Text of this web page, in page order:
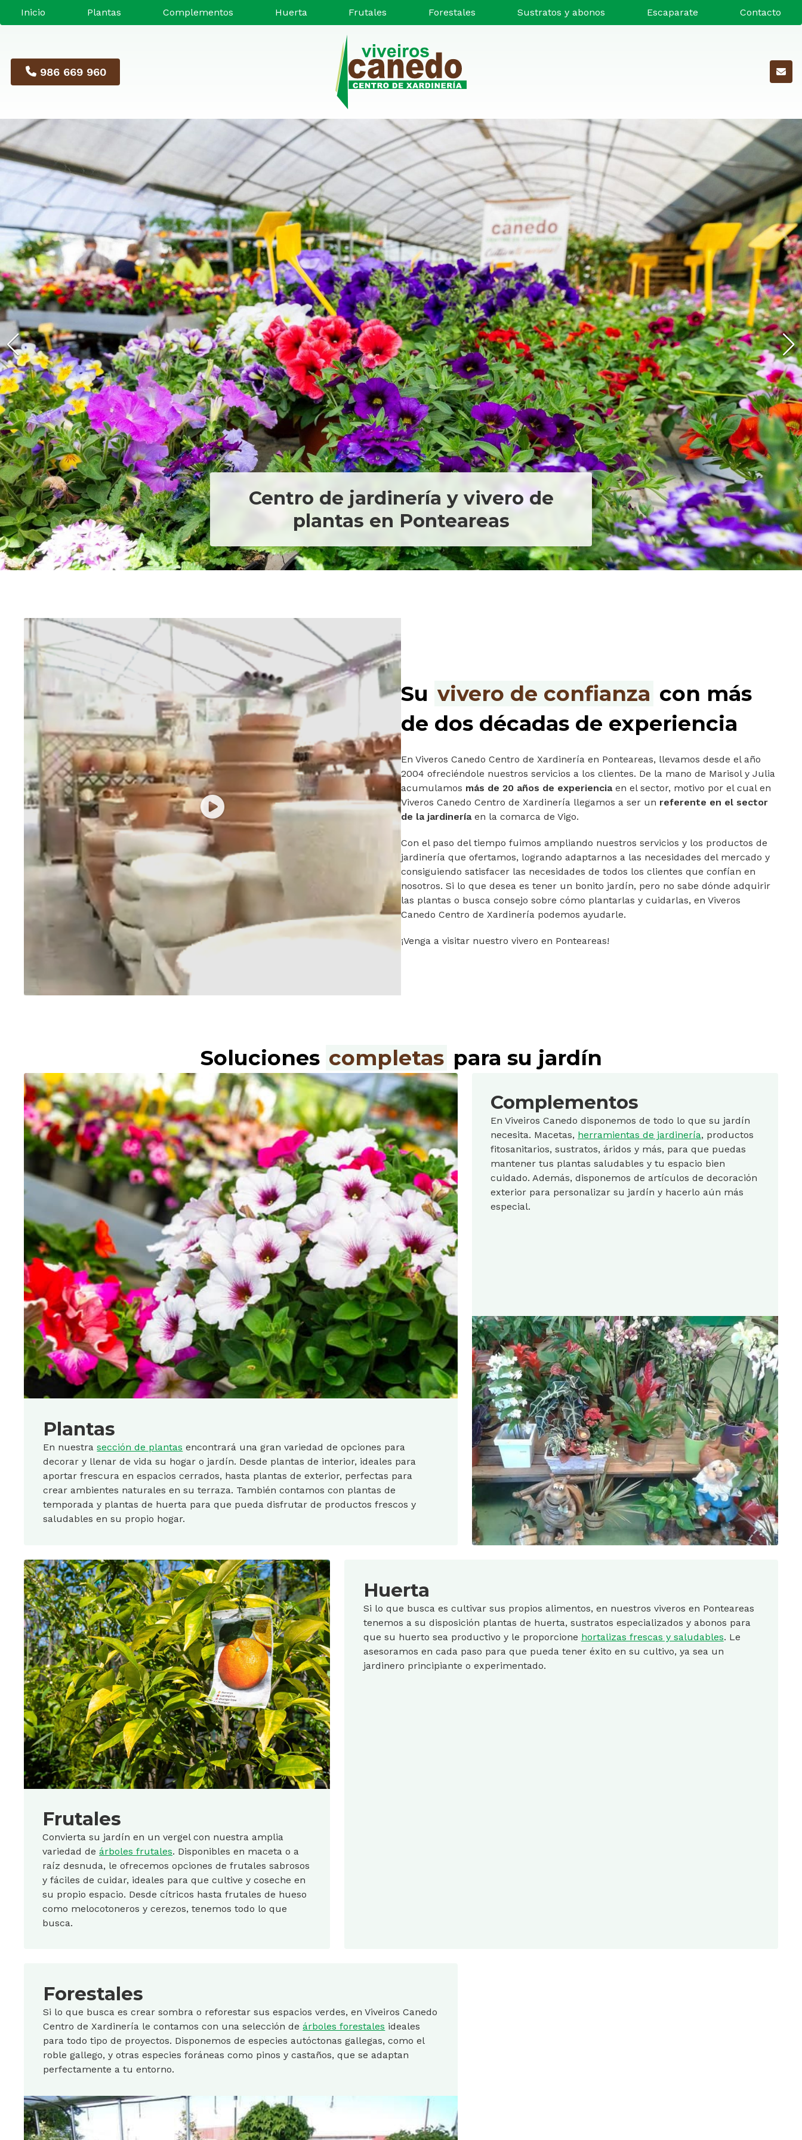
986 669 960
Inicio Plantas Complementos Huerta Frutales Forestales Sustratos y abonos Escaparate Contacto
Viveiros Canedo Centro de
Xardinería
Su vivero de confianza con más
de dos décadas de experiencia
En Viveros Canedo Centro de Xardinería en Ponteareas, llevamos desde el año
2004 ofreciéndole nuestros servicios a los clientes. De la mano de Marisol y Julia
acumulamos más de 20 años de experienciaen el sector, motivo por el cual en
Viveros Canedo Centro de Xardinería llegamos a ser un referente en el sector
de la jardineríaen la comarca de Vigo.
Con el paso del tiempo fuimos ampliando nuestros servicios y los productos de
jardinería que ofertamos, logrando adaptarnos a las necesidades del mercado y
consiguiendo satisfacer las necesidades de todos los clientes que confían en
nosotros. Si lo que desea es tener un bonito jardín, pero no sabe dónde adquirir
las plantas o busca consejo sobre cómo plantarlas y cuidarlas, en Viveros
Canedo Centro de Xardinería podemos ayudarle.
¡Venga a visitar nuestro vivero en Ponteareas!
Soluciones completas para su jardín
Plantas
En nuestrasección de plantas encontrará una gran variedad de opciones para
decorar y llenar de vida su hogar o jardín. Desde plantas de interior, ideales para
aportar frescura en espacios cerrados, hasta plantas de exterior, perfectas para
crear ambientes naturales en su terraza. También contamos con plantas de
temporada y plantas de huerta para que pueda disfrutar de productos frescos y
saludables en su propio hogar.
Complementos
En Viveiros Canedo disponemos de todo lo que su jardín
necesita. Macetas, herramientas de jardinería, productos
fitosanitarios, sustratos, áridos y más, para que puedas
mantener tus plantas saludables y tu espacio bien
cuidado. Además, disponemos de artículos de decoración
exterior para personalizar su jardín y hacerlo aún más
especial.
Huerta
Si lo que busca es cultivar sus propios alimentos, en nuestros viveros en Ponteareas
tenemos a su disposición plantas de huerta, sustratos especializados y abonos para
que su huerto sea productivo y le proporcione hortalizas frescas y saludables. Le
asesoramos en cada paso para que pueda tener éxito en su cultivo, ya sea un
jardinero principiante o experimentado.
Frutales
Convierta su jardín en un vergel con nuestra amplia
variedad deárboles frutales. Disponibles en maceta o a
raíz desnuda, le ofrecemos opciones de frutales sabrosos
y fáciles de cuidar, ideales para que cultive y coseche en
su propio espacio. Desde cítricos hasta frutales de hueso
como melocotoneros y cerezos, tenemos todo lo que
busca.
Forestales
Si lo que busca es crear sombra o reforestar sus espacios verdes, en Viveiros Canedo
Centro de Xardinería le contamos con una selección deárboles forestales ideales
para todo tipo de proyectos. Disponemos de especies autóctonas gallegas, como el
roble gallego, y otras especies foráneas como pinos y castaños, que se adaptan
perfectamente a tu entorno.